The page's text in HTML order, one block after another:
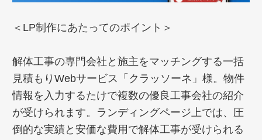
＜LP制作にあたってのポイント＞
解体工事の専門会社と施主をマッチングする一括
見積もりWebサービス「クラッソーネ」様。物件
情報を入力するたけで複数の優良工事会社の紹介
が受けられます。ランディングページ上では、圧
倒的な実績と安価な費用で解体工事が受けられる